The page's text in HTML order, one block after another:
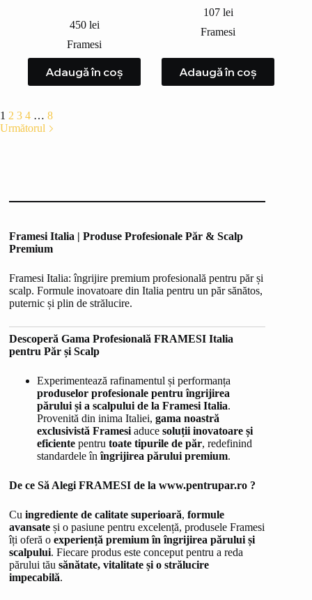
450 lei
Framesi
Adaugă în coș
107 lei
Framesi
Adaugă în coș
1 2 3 4 … 8
Următorul
Framesi Italia | Produse Profesionale Păr & Scalp
Premium
Framesi Italia: îngrijire premium profesională pentru păr și
scalp. Formule inovatoare din Italia pentru un păr sănătos,
puternic și plin de strălucire.
Descoperă Gama Profesională FRAMESI Italia
pentru Păr și Scalp
Experimentează rafinamentul și performanța
produselor profesionale pentru îngrijirea
părului și a scalpului de la Framesi Italia.
Provenită din inima Italiei,gama noastră
exclusivistă Framesi aducesoluții inovatoare și
eficiente pentrutoate tipurile de păr, redefinind
standardele înîngrijirea părului premium.
De ce Să Alegi FRAMESI de la www.pentrupar.ro ?
Cuingrediente de calitate superioară,formule
avansate și o pasiune pentru excelență, produsele Framesi
îți oferă oexperiență premium în îngrijirea părului și
scalpului. Fiecare produs este conceput pentru a reda
părului tăusănătate, vitalitate și o strălucire
impecabilă.